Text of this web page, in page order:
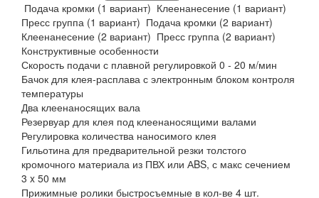
Подача кромки (1 вариант) Клеенанесение (1 вариант)
Пресс группа (1 вариант) Подача кромки (2 вариант)
Клеенанесение (2 вариант) Пресс группа (2 вариант)
Конструктивные особенности
Скорость подачи с плавной регулировкой 0 - 20 м/мин
Бачок для клея-расплава с электронным блоком контроля
температуры
Два клеенаносящих вала
Резервуар для клея под клеенаносящими валами
Регулировка количества наносимого клея
Гильотина для предварительной резки толстого
кромочного материала из ПВХ или АBS, с макс сечением
3 x 50 мм
Прижимные ролики быстросъемные в кол-ве 4 шт.